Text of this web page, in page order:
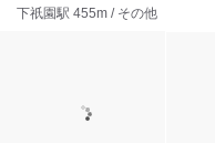
下祇園駅 455m / その他